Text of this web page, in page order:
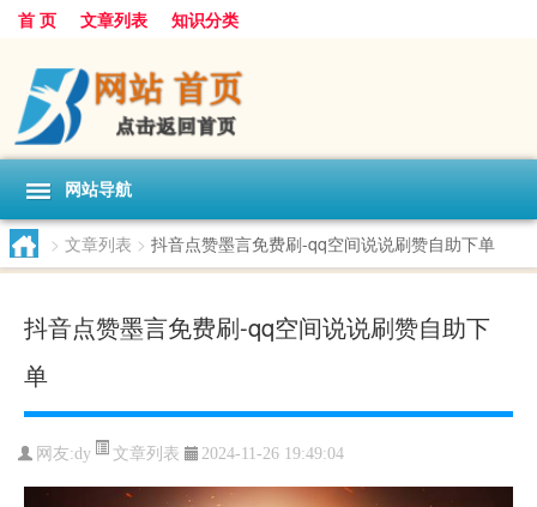
首 页 文章列表 知识分类
网站导航
> 文章列表 > 抖音点赞墨言免费刷-qq空间说说刷赞自助下单
抖音点赞墨言免费刷-qq空间说说刷赞自助下
单
网友:dy 文章列表 2024-11-26 19:49:04